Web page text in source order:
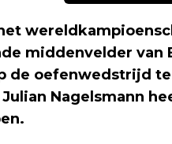
middenvelder van
de oefenwedstrijd
Nagelsmann